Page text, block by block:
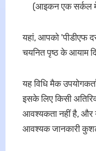
(आइकन एक सर्कल
यहां, आपको 'पीडीएफ
चयनित पृष्ठ के आयाम
यह विधि मैक
इसके लिए किसी
आवश्यकता नहीं है, और
आवश्यक जानकारी